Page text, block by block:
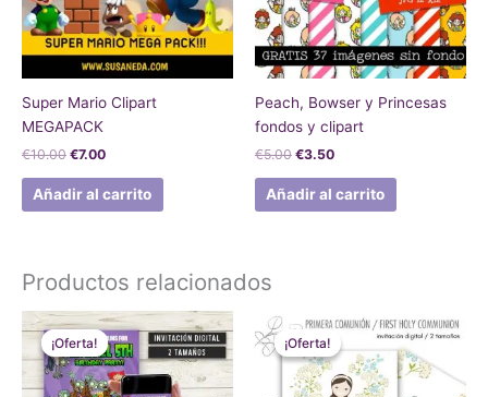
Super Mario Clipart
MEGAPACK
€10.00 €7.00
Añadir al carrito
Peach, Bowser y Princesas
fondos y clipart
€5.00 €3.50
Añadir al carrito
Productos relacionados
¡Oferta!
¡Oferta!
precio
original
era:
€12.00.
El
precio
actual
es:
€8.00.
¡Oferta!
¡Oferta!
El
precio
original
era:
€12.00.
El
precio
actual
es:
€8.00.